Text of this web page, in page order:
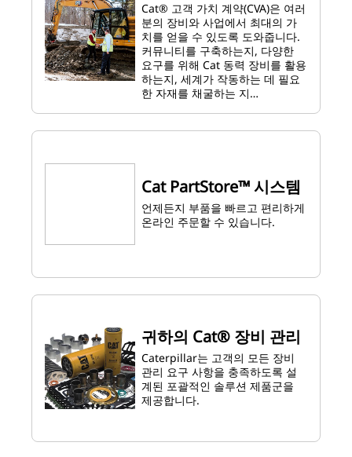
Cat® 고객 가치 계약(CVA)은 여러
분의 장비와 사업에서 최대의 가
치를 얻을 수 있도록 도와줍니다.
커뮤니티를 구축하는지, 다양한
요구를 위해 Cat 동력 장비를 활용
하는지, 세계가 작동하는 데 필요
한 자재를 채굴하는 지…
Cat PartStore™ 시스템
언제든지 부품을 빠르고 편리하게
온라인 주문할 수 있습니다.
귀하의 Cat® 장비 관리
Caterpillar는 고객의 모든 장비
관리 요구 사항을 충족하도록 설
계된 포괄적인 솔루션 제품군을
제공합니다.